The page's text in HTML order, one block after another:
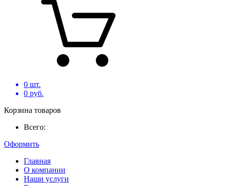
0 шт.
0 руб.
Корзина товаров
Всего:
Оформить
Главная
О компании
Наши услуги